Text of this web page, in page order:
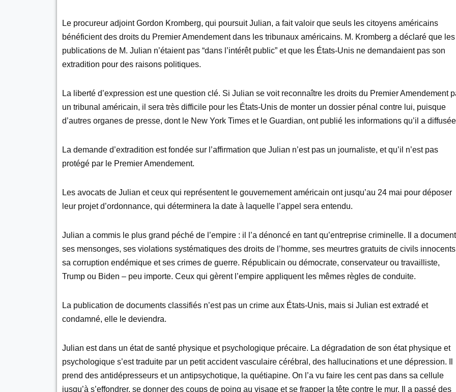
Le procureur adjoint Gordon Kromberg, qui poursuit Julian, a fait valoir que seuls les citoyens américains
bénéficient des droits du Premier Amendement dans les tribunaux américains. M. Kromberg a déclaré que les
publications de M. Julian n’étaient pas “dans l’intérêt public” et que les États-Unis ne demandaient pas son
extradition pour des raisons politiques.
La liberté d’expression est une question clé. Si Julian se voit reconnaître les droits du Premier Amendement
un tribunal américain, il sera très difficile pour les États-Unis de monter un dossier pénal contre lui, puisque
d’autres organes de presse, dont le New York Times et le Guardian, ont publié les informations qu’il a
La demande d’extradition est fondée sur l’affirmation que Julian n’est pas un journaliste, et qu’il n’est pas
protégé par le Premier Amendement.
Les avocats de Julian et ceux qui représentent le gouvernement américain ont jusqu’au 24 mai pour déposer
leur projet d’ordonnance, qui déterminera la date à laquelle l’appel sera entendu.
Julian a commis le plus grand péché de l’empire : il l’a dénoncé en tant qu’entreprise criminelle. Il a
ses mensonges, ses violations systématiques des droits de l’homme, ses meurtres gratuits de civils
sa corruption endémique et ses crimes de guerre. Républicain ou démocrate, conservateur ou travailliste,
Trump ou Biden – peu importe. Ceux qui gèrent l’empire appliquent les mêmes règles de conduite.
La publication de documents classifiés n’est pas un crime aux États-Unis, mais si Julian est extradé et
condamné, elle le deviendra.
Julian est dans un état de santé physique et psychologique précaire. La dégradation de son état physique et
psychologique s’est traduite par un petit accident vasculaire cérébral, des hallucinations et une dépression. Il
prend des antidépresseurs et un antipsychotique, la quétiapine. On l’a vu faire les cent pas dans sa cellule
jusqu’à s’effondrer, se donner des coups de poing au visage et se frapper la tête contre le mur. Il a passé des